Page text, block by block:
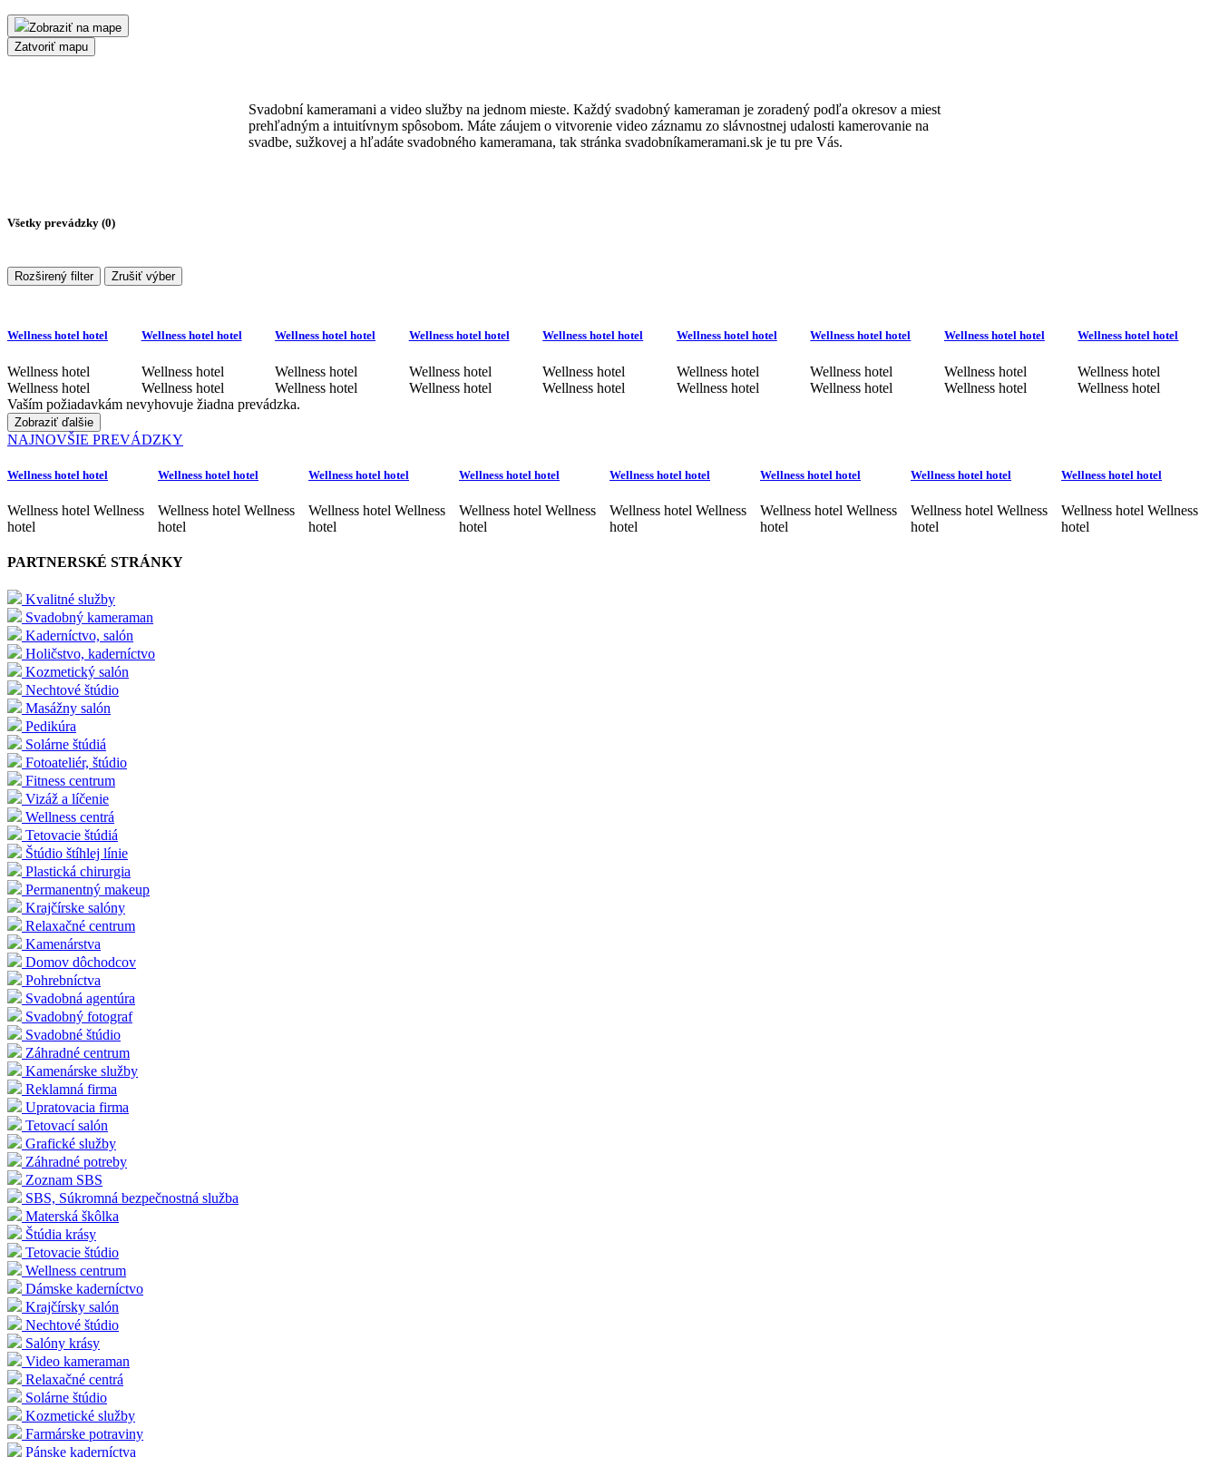
Zobraziť na mape
Zatvoriť mapu
Svadobní kameramani a video služby na jednom mieste. Každý svadobný kameraman je zoradený podľa okresov a miest
prehľadným a intuitívnym spôsobom. Máte záujem o vitvorenie video záznamu zo slávnostnej udalosti kamerovanie na
svadbe, sužkovej a hľadáte svadobného kameramana, tak stránka svadobníkameramani.sk je tu pre Vás.
Všetky prevádzky (0)
Rozširený filter Zrušiť výber
Wellness hotel hotel
Wellness hotel
Wellness hotel
Wellness hotel hotel
Wellness hotel
Wellness hotel
Wellness hotel hotel
Wellness hotel
Wellness hotel
Wellness hotel hotel
Wellness hotel
Wellness hotel
Wellness hotel hotel
Wellness hotel
Wellness hotel
Wellness hotel hotel
Wellness hotel
Wellness hotel
Wellness hotel hotel
Wellness hotel
Wellness hotel
Wellness hotel hotel
Wellness hotel
Wellness hotel
Wellness hotel hotel
Wellness hotel
Wellness hotel
Vaším požiadavkám nevyhovuje žiadna prevádzka.
Zobraziť ďalšie
NAJNOVŠIE PREVÁDZKY
Wellness hotel hotel
Wellness hotel Wellness
hotel
Wellness hotel hotel
Wellness hotel Wellness
hotel
Wellness hotel hotel
Wellness hotel Wellness
hotel
Wellness hotel hotel
Wellness hotel Wellness
hotel
Wellness hotel hotel
Wellness hotel Wellness
hotel
Wellness hotel hotel
Wellness hotel Wellness
hotel
Wellness hotel hotel
Wellness hotel Wellness
hotel
Wellness hotel hotel
Wellness hotel Wellness
hotel
PARTNERSKÉ STRÁNKY
Kvalitné služby
Svadobný kameraman
Kaderníctvo, salón
Holičstvo, kaderníctvo
Kozmetický salón
Nechtové štúdio
Masážny salón
Pedikúra
Solárne štúdiá
Fotoateliér, štúdio
Fitness centrum
Vizáž a líčenie
Wellness centrá
Tetovacie štúdiá
Štúdio štíhlej línie
Plastická chirurgia
Permanentný makeup
Krajčírske salóny
Relaxačné centrum
Kamenárstva
Domov dôchodcov
Pohrebníctva
Svadobná agentúra
Svadobný fotograf
Svadobné štúdio
Záhradné centrum
Kamenárske služby
Reklamná firma
Upratovacia firma
Tetovací salón
Grafické služby
Záhradné potreby
Zoznam SBS
SBS, Súkromná bezpečnostná služba
Materská škôlka
Štúdia krásy
Tetovacie štúdio
Wellness centrum
Dámske kaderníctvo
Krajčírsky salón
Nechtové štúdio
Salóny krásy
Video kameraman
Relaxačné centrá
Solárne štúdio
Kozmetické služby
Farmárske potraviny
Pánske kaderníctva